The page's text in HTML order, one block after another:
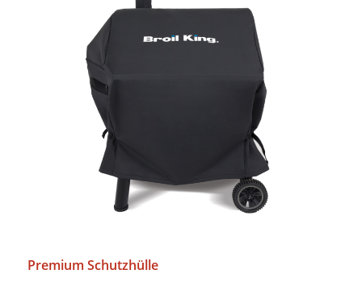
Premium Schutzhülle